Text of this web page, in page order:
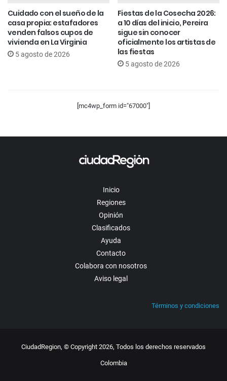
Cuidado con el sueño de la
casa propia: estafadores
venden falsos cupos de
vivienda en La Virginia
5 agosto de 2026
Fiestas de la Cosecha 2026:
a 10 días del inicio, Pereira
sigue sin conocer
oficialmente los artistas de
las fiestas
5 agosto de 2026
[mc4wp_form id="67000"]
Inicio
Regiones
Opinión
Clasificados
Ayuda
Contacto
Colabora con nosotros
Aviso legal
Términos y condiciones
CiudadRegion, © Copyright 2026, Todos los derechos reservados
Colombia